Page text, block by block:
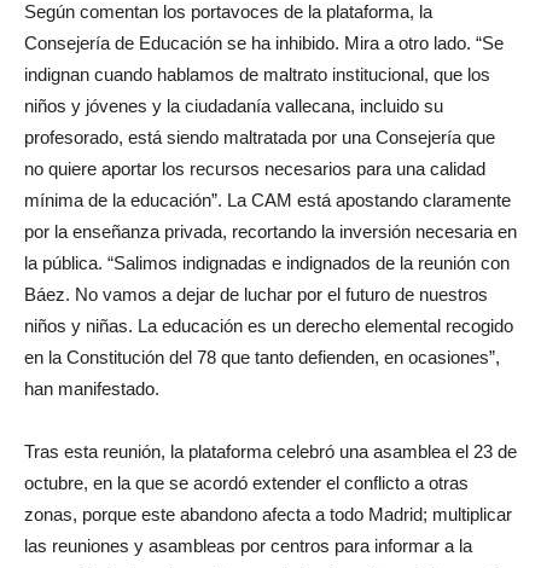
Según comentan los portavoces de la plataforma, la
Consejería de Educación se ha inhibido. Mira a otro lado. “Se
indignan cuando hablamos de maltrato institucional, que los
niños y jóvenes y la ciudadanía vallecana, incluido su
profesorado, está siendo maltratada por una Consejería que
no quiere aportar los recursos necesarios para una calidad
mínima de la educación”. La CAM está apostando claramente
por la enseñanza privada, recortando la inversión necesaria en
la pública. “Salimos indignadas e indignados de la reunión con
Báez. No vamos a dejar de luchar por el futuro de nuestros
niños y niñas. La educación es un derecho elemental recogido
en la Constitución del 78 que tanto defienden, en ocasiones”,
han manifestado.
Tras esta reunión, la plataforma celebró una asamblea el 23 de
octubre, en la que se acordó extender el conflicto a otras
zonas, porque este abandono afecta a todo Madrid; multiplicar
las reuniones y asambleas por centros para informar a la